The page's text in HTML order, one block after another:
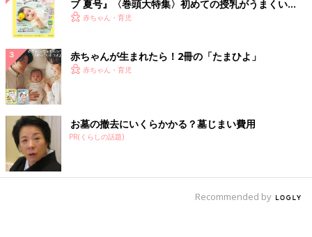
ブ 夏号』〈巻頭大特集〉初めての授乳がうまくい
く！ おっぱい・ミルクの基本と夏のトラブル 解決テ
赤ちゃん・育児
赤ちゃんが生まれたら！2冊の「たまひよ」
赤ちゃん・育児
お墓の撤去にいくらかかる？墓じまい費用
PR(くらしの話題)
Recommended by